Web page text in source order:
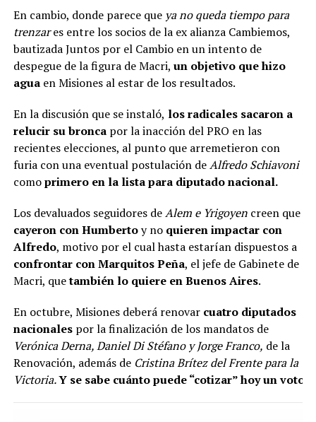
En cambio, donde parece que ya no queda tiempo para
trenzares entre los socios de la ex alianza Cambiemos,
bautizada Juntos por el Cambio en un intento de
despegue de la figura de Macri, un objetivo que hizo
aguaen Misiones al estar de los resultados.
En la discusión que se instaló, los radicales sacaron a
relucir su broncapor la inacción del PRO en las
recientes elecciones, al punto que arremetieron con
furia con una eventual postulación deAlfredo Schiavoni
comoprimero en la lista para diputado nacional.
Los devaluados seguidores deAlem e Yrigoyencreen que
cayeron con Humbertoy no quieren impactar con
Alfredo, motivo por el cual hasta estarían dispuestos a
confrontar con Marquitos Peña, el jefe de Gabinete de
Macri, quetambién lo quiere en Buenos Aires.
En octubre, Misiones deberá renovar cuatro diputados
nacionalespor la finalización de los mandatos de
Verónica Derna, Daniel Di Stéfano y Jorge Franco, de la
Renovación, además de Cristina Brítez del Frente para la
Victoria.Y se sabe cuánto puede “cotizar” hoy un voto